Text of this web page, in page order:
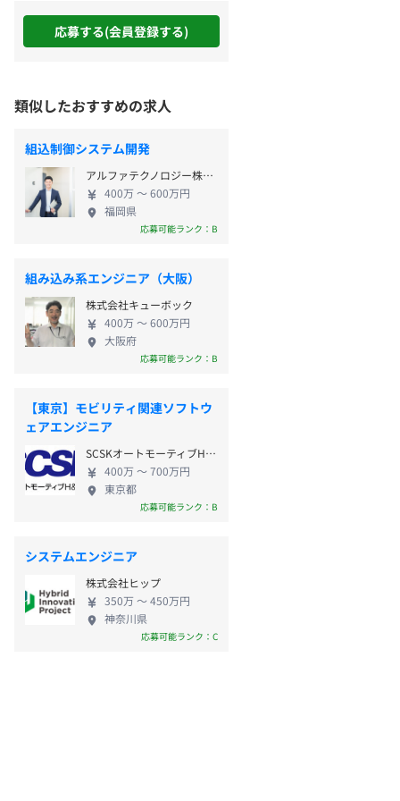
応募する(会員登録する)
類似したおすすめの求人
組込制御システム開発
アルファテクノロジー株式会社
400万 〜 600万円
福岡県
応募可能ランク：B
組み込み系エンジニア（大阪）
株式会社キューボック
400万 〜 600万円
大阪府
応募可能ランク：B
【東京】モビリティ関連ソフトウ
ェアエンジニア
SCSKオートモーティブH&S株式会社
400万 〜 700万円
東京都
応募可能ランク：B
システムエンジニア
株式会社ヒップ
350万 〜 450万円
神奈川県
応募可能ランク：C